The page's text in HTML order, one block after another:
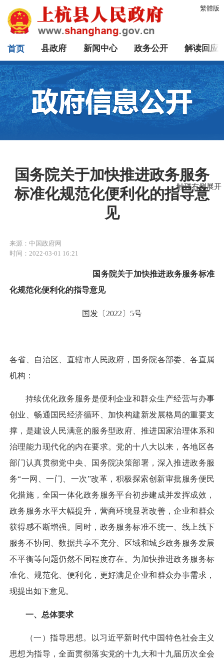
繁體版
首页 县政府 新闻中心 政务公开 解读回应
国务院关于加快推进政务服务
标准化规范化便利化的指导意
见
来源：中国政府网
时间：2022-03-01 16:21
国务院关于加快推进政务服务标准
化规范化便利化的指导意见
国发〔2022〕5号
各省、自治区、直辖市人民政府，国务院各部委、各直属
机构：
持续优化政务服务是便利企业和群众生产经营与办事
创业、畅通国民经济循环、加快构建新发展格局的重要支
撑，是建设人民满意的服务型政府、推进国家治理体系和
治理能力现代化的内在要求。党的十八大以来，各地区各
部门认真贯彻党中央、国务院决策部署，深入推进政务服
务“一网、一门、一次”改革，积极探索创新审批服务便民
化措施，全国一体化政务服务平台初步建成并发挥成效，
政务服务水平大幅提升，营商环境显著改善，企业和群众
获得感不断增强。同时，政务服务标准不统一、线上线下
服务不协同、数据共享不充分、区域和城乡政务服务发展
不平衡等问题仍然不同程度存在。为加快推进政务服务标
准化、规范化、便利化，更好满足企业和群众办事需求，
现提出如下意见。
一、总体要求
（一）指导思想。
以习近平新时代中国特色社会主义
思想为指导，全面贯彻落实党的十九大和十九届历次全会
触碰右侧展开